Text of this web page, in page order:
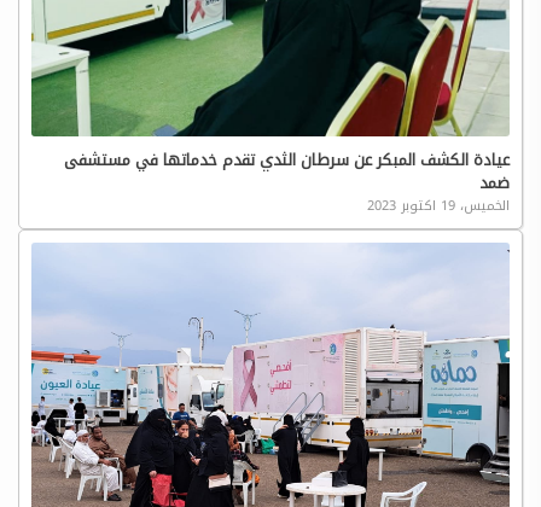
عيادة الكشف المبكر عن سرطان الثدي تقدم خدماتها في مستشفى
ضمد
الخميس، 19 اكتوبر 2023